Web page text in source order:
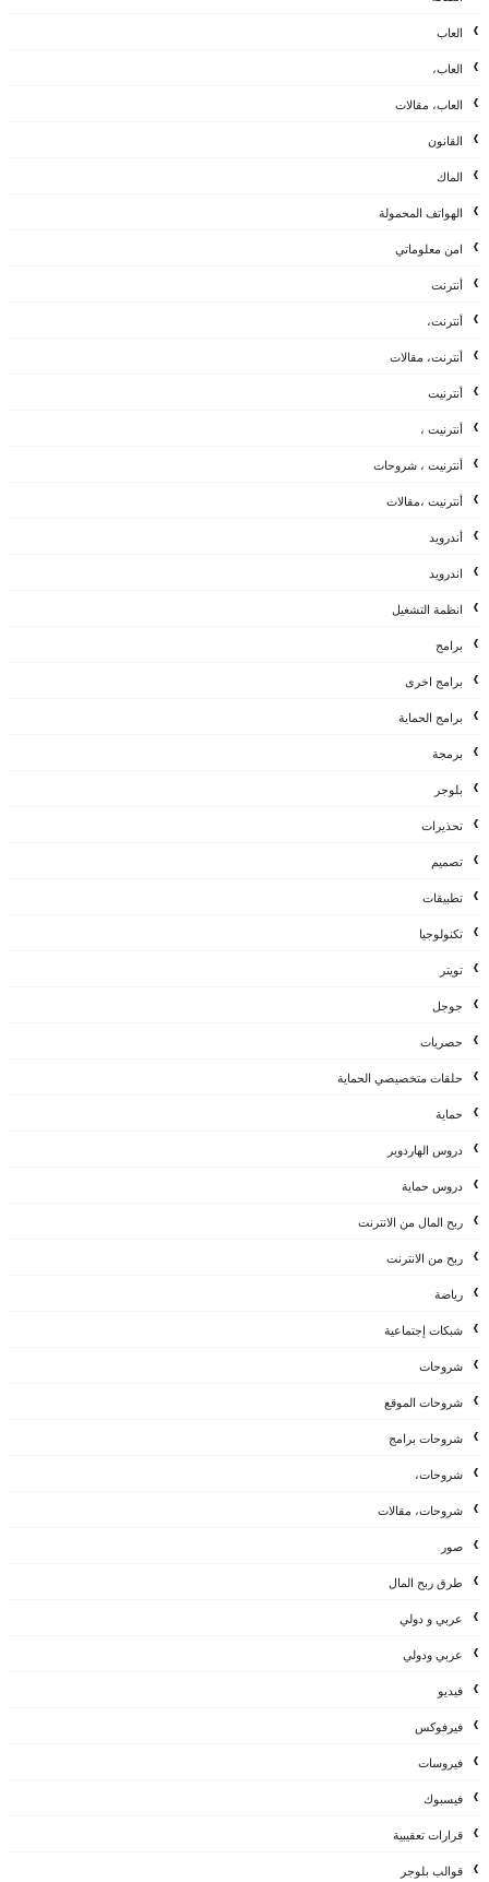
العاب
العاب،
العاب، مقالات
القانون
الماك
الهواتف المحمولة
امن معلوماتي
أنترنت
أنترنت،
أنترنت، مقالات
أنترنيت
أنترنيت ،
أنترنيت ، شروحات
أنترنيت ،مقالات
أندرويد
اندرويد
انظمة التشغيل
برامج
برامج اخرى
برامج الحماية
برمجة
بلوجر
تحذيرات
تصميم
تطبيقات
تكنولوجيا
تويتر
جوجل
حصريات
حلقات متخصيصي الحماية
حماية
دروس الهاردوير
دروس حماية
ربح المال من الانترنت
ربح من الانترنت
رياضة
شبكات إجتماعية
شروحات
شروحات الموقع
شروحات برامج
شروحات،
شروحات، مقالات
صور
طرق ربح المال
عربي و دولي
عربي ودولي
فيديو
فيرفوكس
فيروسات
فيسبوك
قرارات تعقيبية
قوالب بلوجر